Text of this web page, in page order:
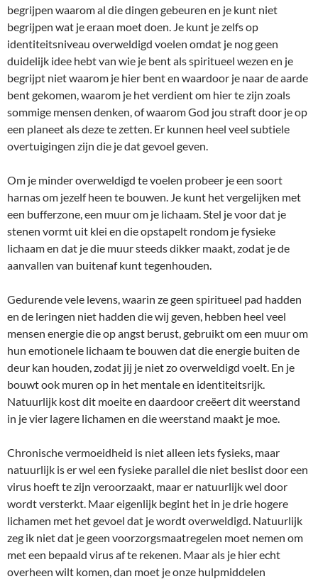
begrijpen waarom al die dingen gebeuren en je kunt niet
begrijpen wat je eraan moet doen. Je kunt je zelfs op
identiteitsniveau overweldigd voelen omdat je nog geen
duidelijk idee hebt van wie je bent als spiritueel wezen en je
begrijpt niet waarom je hier bent en waardoor je naar de aarde
bent gekomen, waarom je het verdient om hier te zijn zoals
sommige mensen denken, of waarom God jou straft door je op
een planeet als deze te zetten. Er kunnen heel veel subtiele
overtuigingen zijn die je dat gevoel geven.
Om je minder overweldigd te voelen probeer je een soort
harnas om jezelf heen te bouwen. Je kunt het vergelijken met
een bufferzone, een muur om je lichaam. Stel je voor dat je
stenen vormt uit klei en die opstapelt rondom je fysieke
lichaam en dat je die muur steeds dikker maakt, zodat je de
aanvallen van buitenaf kunt tegenhouden.
Gedurende vele levens, waarin ze geen spiritueel pad hadden
en de leringen niet hadden die wij geven, hebben heel veel
mensen energie die op angst berust, gebruikt om een muur om
hun emotionele lichaam te bouwen dat die energie buiten de
deur kan houden, zodat jij je niet zo overweldigd voelt. En je
bouwt ook muren op in het mentale en identiteitsrijk.
Natuurlijk kost dit moeite en daardoor creëert dit weerstand
in je vier lagere lichamen en die weerstand maakt je moe.
Chronische vermoeidheid is niet alleen iets fysieks, maar
natuurlijk is er wel een fysieke parallel die niet beslist door een
virus hoeft te zijn veroorzaakt, maar er natuurlijk wel door
wordt versterkt. Maar eigenlijk begint het in je drie hogere
lichamen met het gevoel dat je wordt overweldigd. Natuurlijk
zeg ik niet dat je geen voorzorgsmaatregelen moet nemen om
met een bepaald virus af te rekenen. Maar als je hier echt
overheen wilt komen, dan moet je onze hulpmiddelen